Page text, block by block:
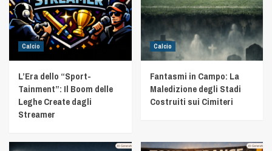
Calcio
L’Era dello “Sport-
Tainment”: Il Boom delle
Leghe Create dagli
Streamer
Calcio
Fantasmi in Campo: La
Maledizione degli Stadi
Costruiti sui Cimiteri